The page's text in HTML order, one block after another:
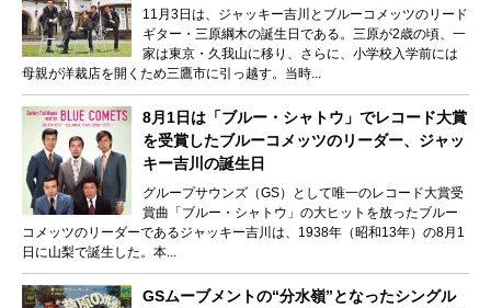
11月3日は、ジャッキー吉川とブルーコメッツのリード
ギター・三原綱木の誕生日である。三原が2歳の頃、一
家は東京・久我山に移り、さらに、小学校入学前には
母親が洋裁店を開くため三鷹市に引っ越す。当時...
8月1日は「ブルー・シャトウ」でレコード大賞
を受賞したブルーコメッツのリーダー、ジャッ
キー吉川の誕生日
グループサウンズ（GS）として唯一のレコード大賞受
賞曲「ブルー・シャトウ」の大ヒットを放ったブルー
コメッツのリーダーであるジャッキー吉川は、1938年（昭和13年）の8月1
日に山梨で誕生した。本...
GSムーブメントの“分水嶺”となったシングル